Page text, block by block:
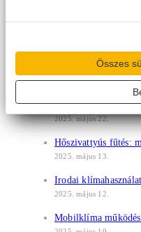
Összes
Hangos, zajos vagy
2025. május 23.
Klímatípusok –
2025. május 22.
Hőszivattyús fűtés:
2025. május 13.
Irodai
2025. május 12.
Mobilklíma